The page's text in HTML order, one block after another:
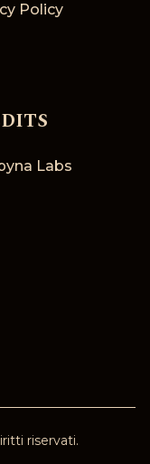
Policy
Labs
riservati.